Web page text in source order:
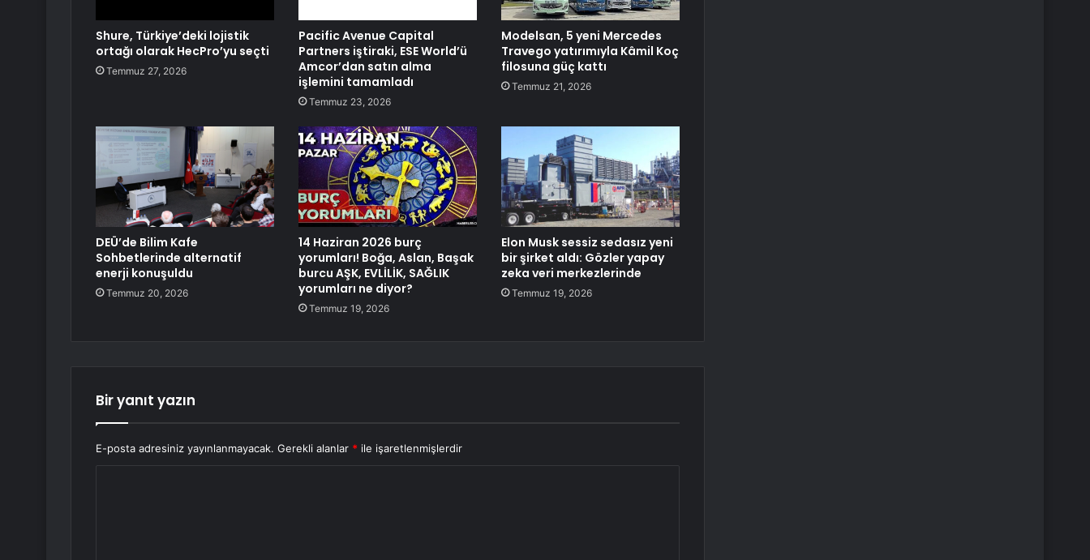
Shure, Türkiye’deki lojistik
ortağı olarak HecPro’yu seçti
Temmuz 27, 2026
Pacific Avenue Capital
Partners iştiraki, ESE World’ü
Amcor’dan satın alma
işlemini tamamladı
Temmuz 23, 2026
Modelsan, 5 yeni Mercedes
Travego yatırımıyla Kâmil Koç
filosuna güç kattı
Temmuz 21, 2026
DEÜ’de Bilim Kafe
Sohbetlerinde alternatif
enerji konuşuldu
Temmuz 20, 2026
14 Haziran 2026 burç
yorumları! Boğa, Aslan, Başak
burcu AŞK, EVLİLİK, SAĞLIK
yorumları ne diyor?
Temmuz 19, 2026
Elon Musk sessiz sedasız yeni
bir şirket aldı: Gözler yapay
zeka veri merkezlerinde
Temmuz 19, 2026
Bir yanıt yazın
E-posta adresiniz yayınlanmayacak. Gerekli alanlar * ile işaretlenmişlerdir